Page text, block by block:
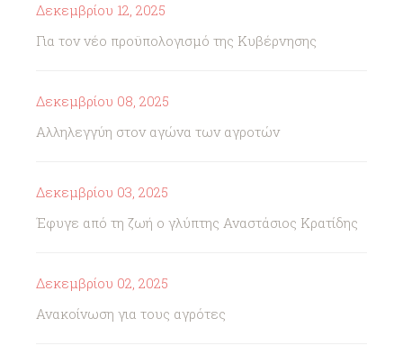
Δεκεμβρίου 12, 2025
Για τον νέο προϋπολογισμό της Κυβέρνησης
Δεκεμβρίου 08, 2025
Αλληλεγγύη στον αγώνα των αγροτών
Δεκεμβρίου 03, 2025
Έφυγε από τη ζωή ο γλύπτης Αναστάσιος Κρατίδης
Δεκεμβρίου 02, 2025
Ανακοίνωση για τους αγρότες